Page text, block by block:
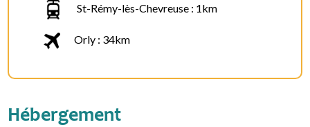
St-Rémy-lès-Chevreuse : 1km
Orly : 34km
Hébergement